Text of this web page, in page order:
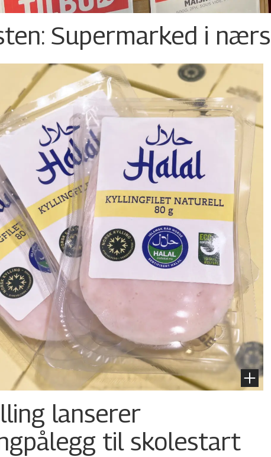
Supermarked i
lanserer
til skolestart